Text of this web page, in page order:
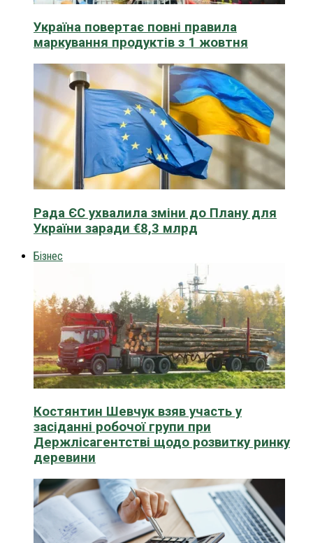
Україна повертає повні правила
маркування продуктів з 1 жовтня
Рада ЄС ухвалила зміни до Плану для
України заради €8,3 млрд
Бізнес
Костянтин Шевчук взяв участь у
засіданні робочої групи при
Держлісагентстві щодо розвитку ринку
деревини